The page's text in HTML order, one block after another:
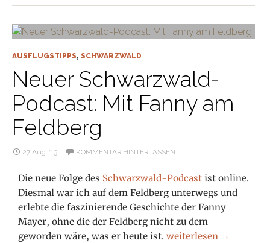
AUSFLUGSTIPPS, SCHWARZWALD
Neuer Schwarzwald-
Podcast: Mit Fanny am
Feldberg
27 Aug. ’13 KOMMENTAR HINTERLASSEN
Die neue Folge des Schwarzwald-Podcastist online.
Diesmal war ich auf dem Feldberg unterwegs und
erlebte die faszinierende Geschichte der Fanny
Mayer, ohne die der Feldberg nicht zu dem
geworden wäre, was er heute ist.Neuer Schwarzwald-
weiterlesen →